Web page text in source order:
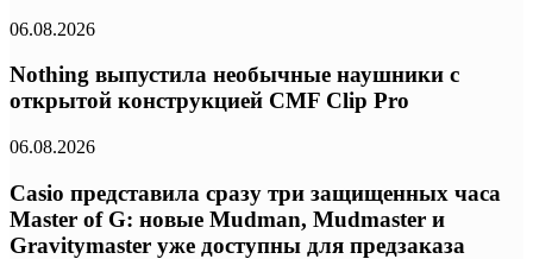
06.08.2026
Nothing выпустила необычные наушники с
открытой конструкцией CMF Clip Pro
06.08.2026
Casio представила сразу три защищенных часа
Master of G: новые Mudman, Mudmaster и
Gravitymaster уже доступны для предзаказа